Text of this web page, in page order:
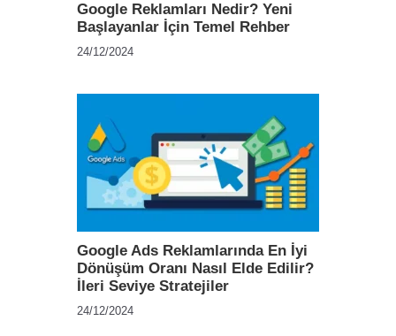
Google Reklamları Nedir? Yeni
Başlayanlar İçin Temel Rehber
24/12/2024
Google Ads Reklamlarında En İyi
Dönüşüm Oranı Nasıl Elde Edilir?
İleri Seviye Stratejiler
24/12/2024